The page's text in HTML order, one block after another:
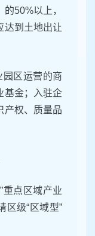
50%以上，
达到土地出让
园区运营的商
基金；入驻企
产权、质量品
重点区域产业
区级“区域型”